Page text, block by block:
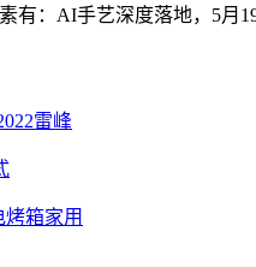
有：AI手艺深度落地，5月
雷峰
烤箱家用